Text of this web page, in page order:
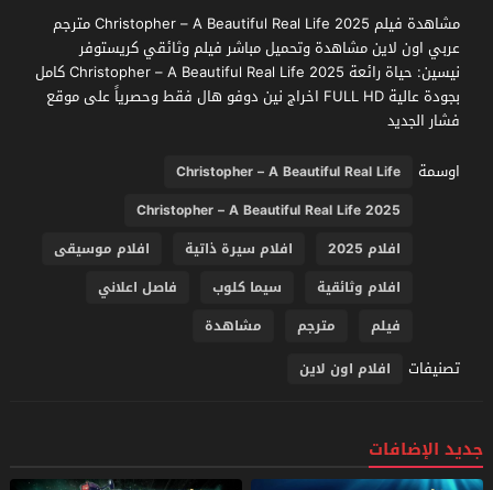
مشاهدة فيلم Christopher – A Beautiful Real Life 2025 مترجم
عربي اون لاين مشاهدة وتحميل مباشر فيلم وثائقي كريستوفر
نيسين: حياة رائعة Christopher – A Beautiful Real Life 2025 كامل
بجودة عالية FULL HD اخراج نين دوفو هال فقط وحصرياً على موقع
فشار الجديد
اوسمة
Christopher – A Beautiful Real Life
Christopher – A Beautiful Real Life 2025
افلام 2025
افلام سيرة ذاتية
افلام موسيقى
افلام وثائقية
سيما كلوب
فاصل اعلاني
فيلم
مترجم مشاهدة
تصنيفات افلام اون لاين
جديد الإضافات